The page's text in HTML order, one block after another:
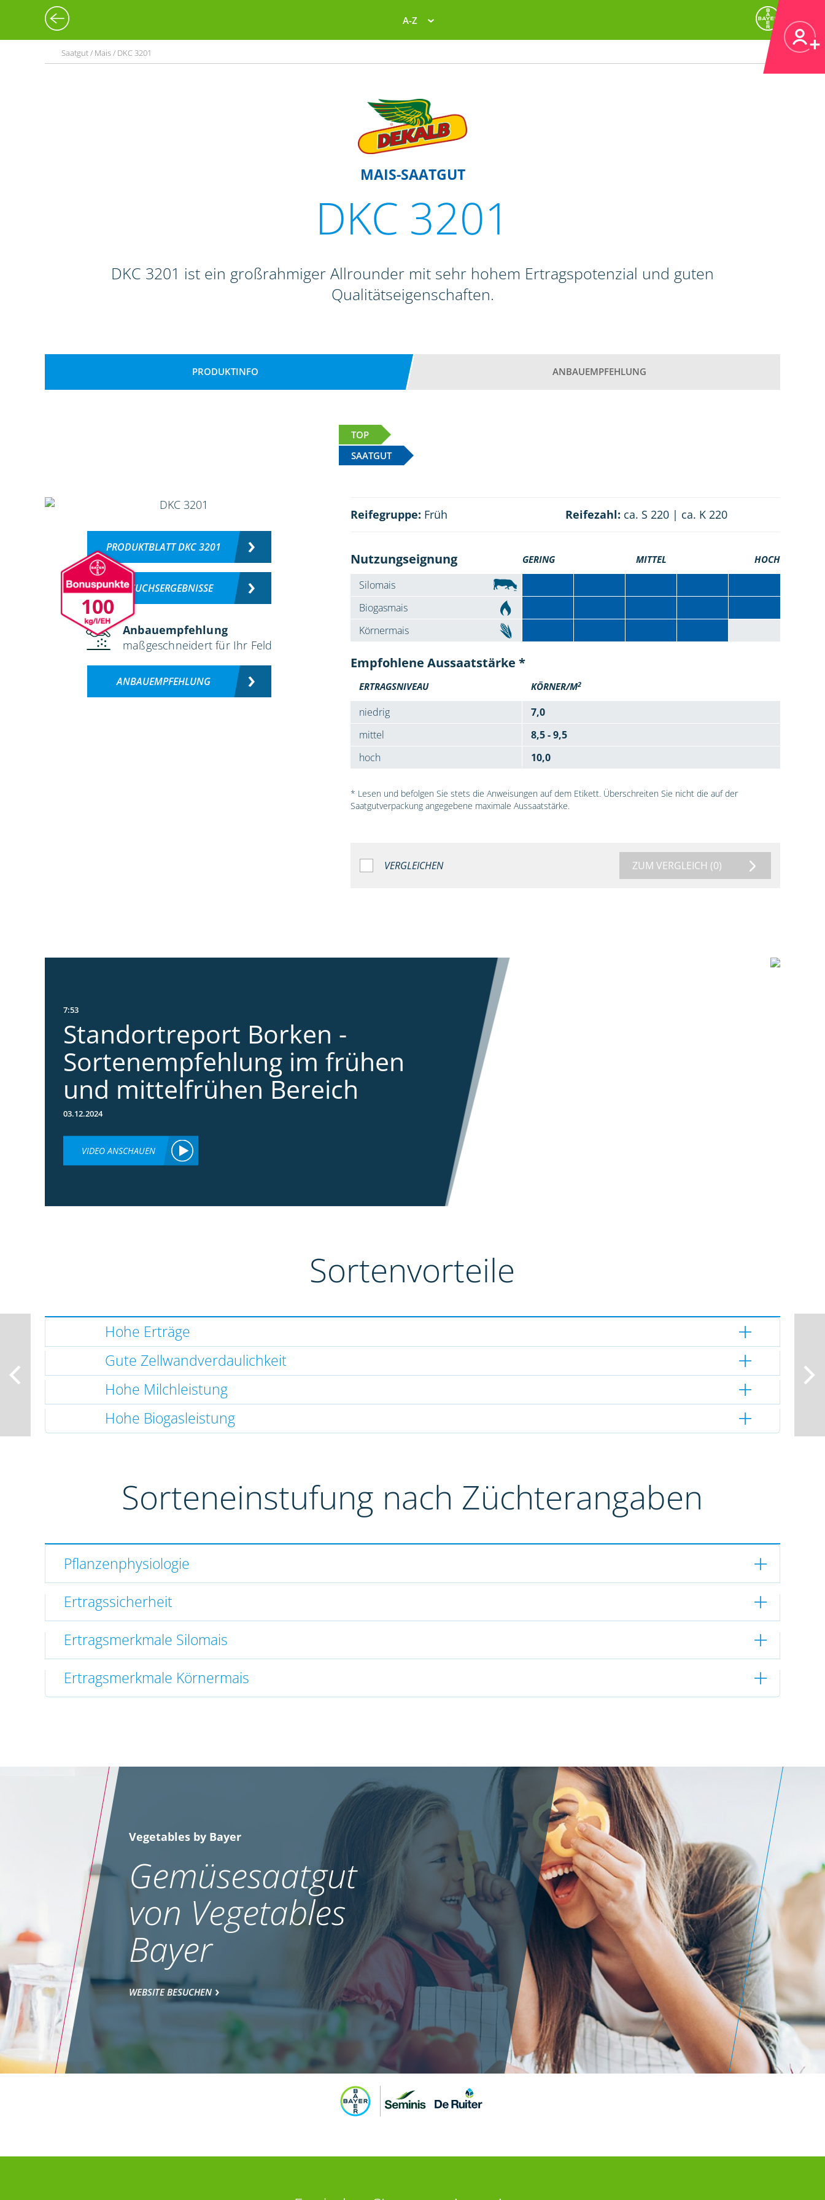
A-Z
Saatgut / Mais / DKC 3201
MAIS-SAATGUT
DKC 3201
DKC 3201 ist ein großrahmiger Allrounder mit sehr hohem Ertragspotenzial und guten
Qualitätseigenschaften.
PRODUKTINFO ANBAUEMPFEHLUNG
TOP
SAATGUT
100
PRODUKTBLATT DKC 3201
VERSUCHSERGEBNISSE
Anbauempfehlung
maßgeschneidert für Ihr Feld
ANBAUEMPFEHLUNG
Reifegruppe: Früh Reifezahl: ca. S 220 | ca. K 220
Nutzungseignung GERING MITTEL HOCH
Silomais
Biogasmais
Körnermais
Empfohlene Aussaatstärke *
ERTRAGSNIVEAU KÖRNER/M2
niedrig
7,0
mittel
8,5 - 9,5
hoch
10,0
* Lesen und befolgen Sie stets die Anweisungen auf dem Etikett. Überschreiten Sie nicht die auf der
Saatgutverpackung angegebene maximale Aussaatstärke.
VERGLEICHEN ZUM VERGLEICH (0)
7:53
Standortreport Borken -
Sortenempfehlung im frühen
und mittelfrühen Bereich
03.12.2024
VIDEO ANSCHAUEN
Sortenvorteile
Hohe Erträge
Gute Zellwandverdaulichkeit
Hohe Milchleistung
Hohe Biogasleistung
Sorteneinstufung nach Züchterangaben
Pflanzenphysiologie
Ertragssicherheit
Ertragsmerkmale Silomais
Ertragsmerkmale Körnermais
Vegetables by Bayer
Gemüsesaatgut
von Vegetables
Bayer
WEBSITE BESUCHEN